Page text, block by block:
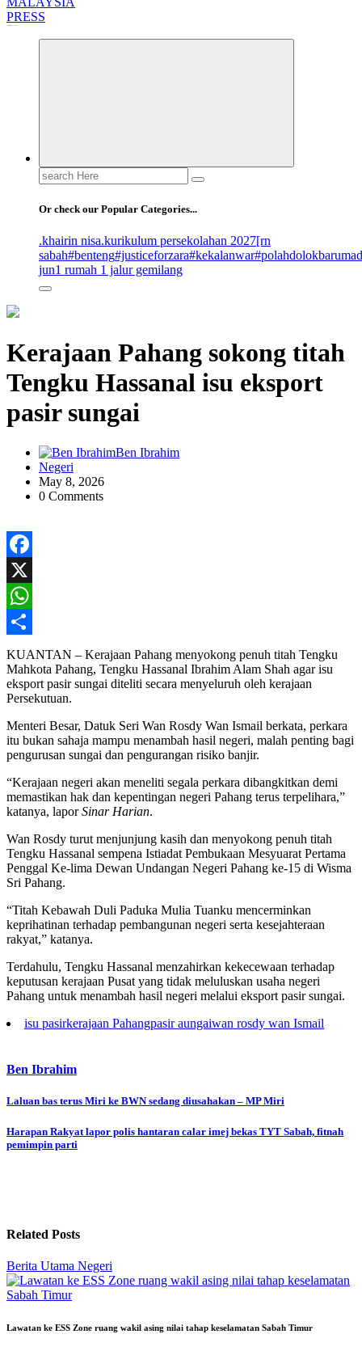
Search
for:
Or check our Popular Categories...
.khairin nisa.kurikulum persekolahan 2027[rn
sabah#benteng#justiceforzara#kekalanwar
jun1 rumah 1 jalur gemilang
Kerajaan Pahang sokong titah
Tengku Hassanal isu eksport
pasir sungai
Ben Ibrahim
Negeri
May 8, 2026
0 Comments
Facebook
X
WhatsApp
Share
KUANTAN – Kerajaan Pahang menyokong penuh titah Tengku
Mahkota Pahang, Tengku Hassanal Ibrahim Alam Shah agar isu
eksport pasir sungai diteliti secara menyeluruh oleh kerajaan
Persekutuan.
Menteri Besar, Datuk Seri Wan Rosdy Wan Ismail berkata, perkara
itu bukan sahaja mampu menambah hasil negeri, malah penting bagi
pengurusan sungai dan pengurangan risiko banjir.
“Kerajaan negeri akan meneliti segala perkara dibangkitkan demi
memastikan hak dan kepentingan negeri Pahang terus terpelihara,”
katanya, laporSinar Harian.
Wan Rosdy turut menjunjung kasih dan menyokong penuh titah
Tengku Hassanal sempena Istiadat Pembukaan Mesyuarat Pertama
Penggal Ke-lima Dewan Undangan Negeri Pahang ke-15 di Wisma
Sri Pahang.
“Titah Kebawah Duli Paduka Mulia Tuanku mencerminkan
keprihatinan terhadap pembangunan negeri serta kesejahteraan
rakyat,” katanya.
Terdahulu, Tengku Hassanal menzahirkan kekecewaan terhadap
keputusan kerajaan Pusat yang tidak meluluskan usaha negeri
Pahang untuk menambah hasil negeri melalui eksport pasir sungai.
isu pasirkerajaan Pahangpasir aungaiwan rosdy wan Ismail
Ben Ibrahim
Post
navigation
Laluan bas terus Miri ke BWN sedang diusahakan – MP Miri
Harapan Rakyat lapor polis hantaran calar imej bekas TYT Sabah, fitnah
pemimpin parti
Related Posts
Berita Utama Negeri
Lawatan ke ESS Zone ruang wakil asing nilai tahap keselamatan Sabah Timur